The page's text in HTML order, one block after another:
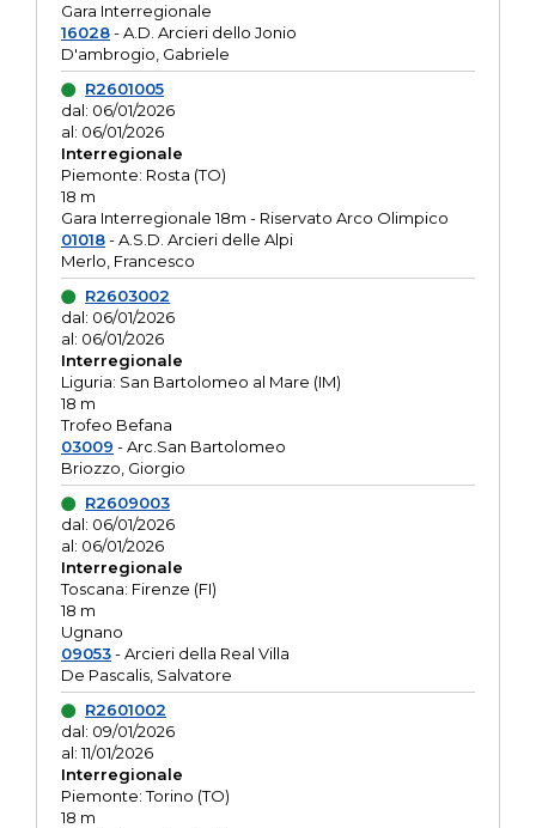
Gara Interregionale
16028- A.D. Arcieri dello Jonio
D'ambrogio, Gabriele
R2601005
dal: 06/01/2026
al: 06/01/2026
Interregionale
Piemonte: Rosta (TO)
18 m
Gara Interregionale 18m - Riservato Arco Olimpico
01018- A.S.D. Arcieri delle Alpi
Merlo, Francesco
R2603002
dal: 06/01/2026
al: 06/01/2026
Interregionale
Liguria: San Bartolomeo al Mare (IM)
18 m
Trofeo Befana
03009 - Arc.San Bartolomeo
Briozzo, Giorgio
R2609003
dal: 06/01/2026
al: 06/01/2026
Interregionale
Toscana: Firenze (FI)
18 m
Ugnano
09053- Arcieri della Real Villa
De Pascalis, Salvatore
R2601002
dal: 09/01/2026
al: 11/01/2026
Interregionale
Piemonte: Torino (TO)
18 m